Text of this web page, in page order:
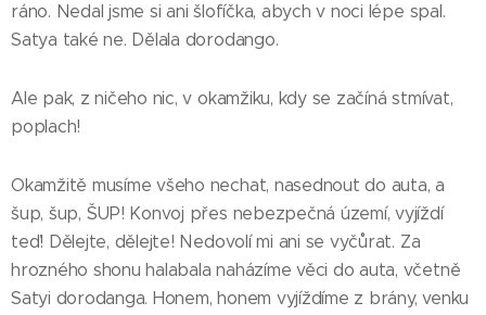
ráno. Nedal jsme si ani šlofíčka, abych v noci lépe spal.
Satya také ne. Dělala dorodango.
Ale pak, z ničeho nic, v okamžiku, kdy se začíná stmívat,
poplach!
Okamžitě musíme všeho nechat, nasednout do auta, a
šup, šup, ŠUP! Konvoj přes nebezpečná území, vyjíždí
teď! Dělejte, dělejte! Nedovolí mi ani se vyčůrat. Za
hrozného shonu halabala naházíme věci do auta, včetně
Satyi dorodanga. Honem, honem vyjíždíme z brány, venku